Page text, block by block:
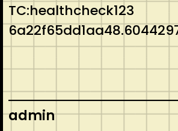
TC:healthcheck123
admin